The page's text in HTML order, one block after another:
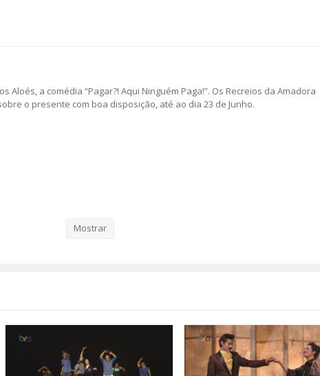
Aloés, a comédia “Pagar?! Aqui Ninguém Paga!”. Os Recreios da Amadora
o presente com boa disposição, até ao dia 23 de Junho.
Mostrar